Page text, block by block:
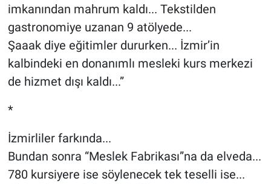
imkanından mahrum kaldı... Tekstilden
gastronomiye uzanan 9 atölyede...
Şaaak diye eğitimler dururken... İzmir’in
kalbindeki en donanımlı mesleki kurs merkezi
de hizmet dışı kaldı...”
*
İzmirliler farkında...
Bundan sonra “Meslek Fabrikası”na da elveda...
780 kursiyere ise söylenecek tek teselli ise...